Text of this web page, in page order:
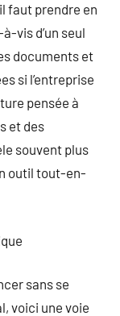
faut prendre en
vis d’un seul
documents et
si l’entreprise
pensée à
et des
souvent plus
outil tout-en-
sans se
voici une voie